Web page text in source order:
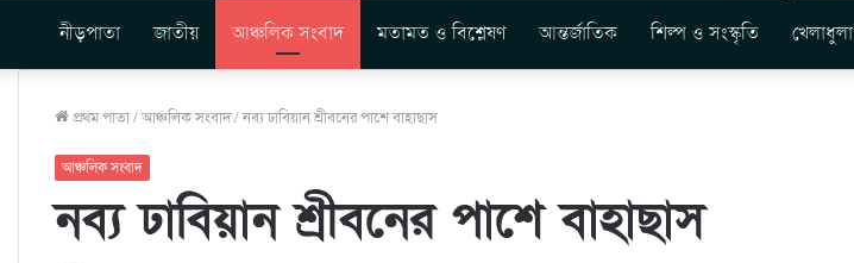
নীড়পাতা জাতীয় আঞ্চলিক সংবাদ মতামত ও বিশ্লেষণ আন্তর্জাতিক শিল্প ও সংস্কৃতি খেলাধুলা
প্রথম পাতা/আঞ্চলিক সংবাদ/নব্য ঢাবিয়ান শ্রীবনের পাশে বাহাছাস
আঞ্চলিক সংবাদ
নব্য ঢাবিয়ান শ্রীবনের পাশে বাহাছাস